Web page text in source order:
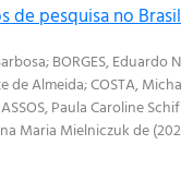
de pesquisa no
;BORGES, Eduardo
de Almeida;COSTA,
Paula Caroline
Maria Mielniczuk de(